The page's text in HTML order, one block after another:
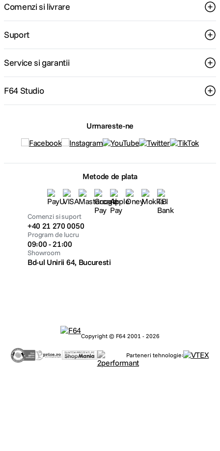
Comenzi si livrare
Suport
Service si garantii
F64 Studio
Urmareste-ne
Metode de plata
Comenzi si suport
+40 21 270 0050
Program de lucru
09:00 - 21:00
Showroom
Bd-ul Unirii 64, Bucuresti
Copyright © F64 2001 - 2026
Parteneri tehnologie: